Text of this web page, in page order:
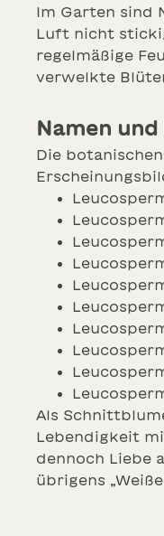
Im Garten sind
Luft nicht
regelmäßige
verwelkte
Namen
Die
Als
Lebendigkeit
dennoch Liebe
übrigens